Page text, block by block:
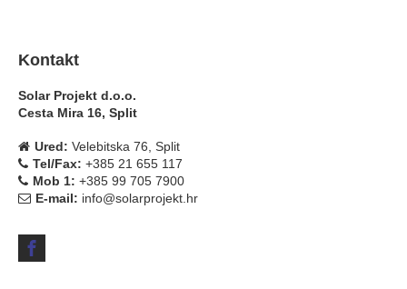
Kontakt
Solar Projekt d.o.o.
Cesta Mira 16, Split
Ured: Velebitska 76, Split
Tel/Fax: +385 21 655 117
Mob 1: +385 99 705 7900
E-mail: info@solarprojekt.hr